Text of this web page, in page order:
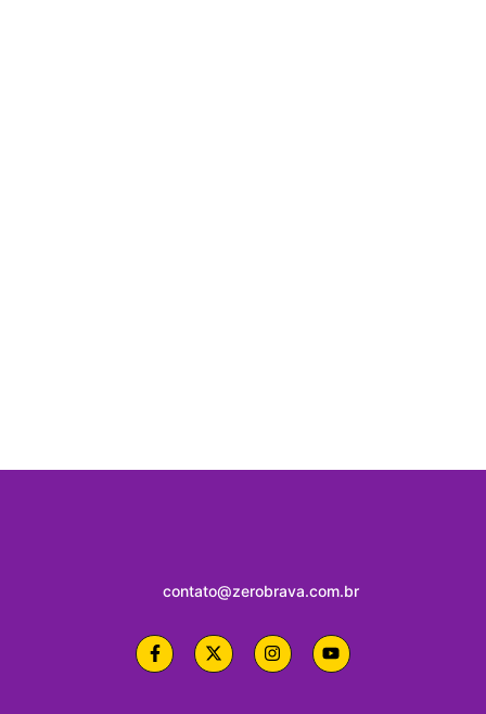
contato@zerobrava.com.br